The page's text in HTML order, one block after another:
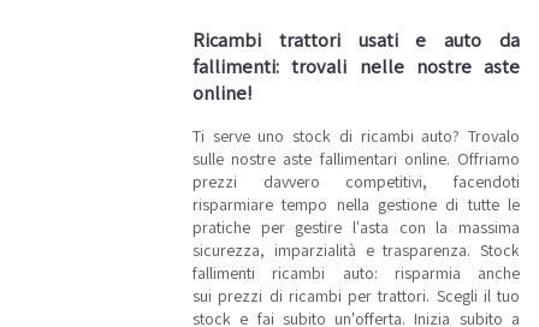
Ricambi trattori usati e auto da
fallimenti: trovali nelle nostre aste
online!
Ti serve uno stock di ricambi auto? Trovalo
sulle nostre aste fallimentari online. Offriamo
prezzi davvero competitivi, facendoti
risparmiare tempo nella gestione di tutte le
pratiche per gestire l'asta con la massima
sicurezza, imparzialità e trasparenza. Stock
fallimenti ricambi auto: risparmia anche
sui prezzi di ricambi per trattori. Scegli il tuo
stock e fai subito un'offerta. Inizia subito a